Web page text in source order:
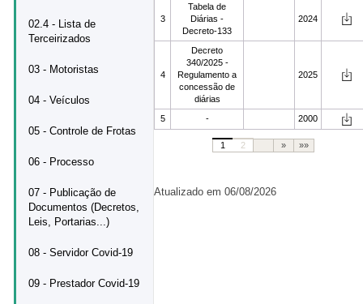
02.4 - Lista de
Terceirizados
03 - Motoristas
04 - Veículos
05 - Controle de Frotas
06 - Processo
07 - Publicação de
Documentos (Decretos,
Leis, Portarias...)
08 - Servidor Covid-19
09 - Prestador Covid-19
3
Tabela de
Diárias -
Decreto-133
2024
4
Decreto
340/2025 -
Regulamento a
concessão de
diárias
2025
5 - 2000
1 2 » »»
Atualizado em 06/08/2026